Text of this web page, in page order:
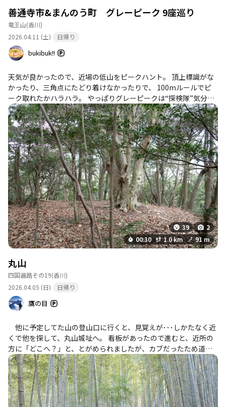
善通寺市&まんのう町 グレーピーク 9座巡り
竜王山(香川)
2026.04.11 (土)
日帰り
bukibuk!!
天気が良かったので、近場の低山をピークハント。 頂上標識がな
かったり、三角点にたどり着けなかったりで、 100mルールでピ
ーク取れたかハラハラ。 やっぱりグレーピークは“探検隊”気分。
獣道をさまよいながら登るの、だんだん楽しなくなってきた
（笑）
39
2
00:30
1.0 km 91 m
丸山
四国遍路その19(香川)
2026.04.05 (日)
日帰り
鷹の目
他に予定してた山の登山口に行くと、見覚えが･･･しかたなく近
くで他を探して、丸山城址へ。 看板があったので進むと、近所の
方に「どこへ？」と、とがめられましたが、カブだったため道路
脇の私有地に停めさせていただき無事登れました。 しかし地元
の方も誰も登らないというだけあり、荒れ放題の竹林を歩き、な
んとか稜線に出るもずっと何もなく、頂上到着。ピンクテープ持
っててよかった。 ま、ピークハント以外で行く山ではありませ
ん。